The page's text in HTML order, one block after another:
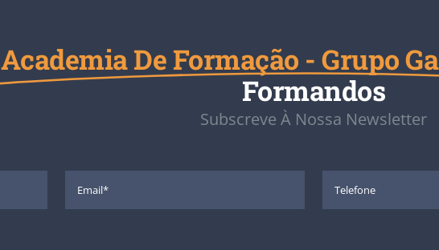
Academia De Formação - Grupo
Formandos
Subscreve À Nossa Newsletter